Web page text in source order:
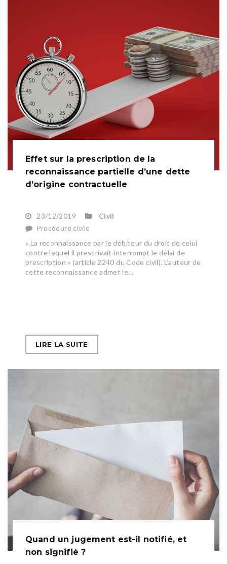
Effet sur la prescription de la
reconnaissance partielle d’une dette
d’origine contractuelle
23/12/2019
Civil
Procédure civile
« La reconnaissance par le débiteur du droit de celui
contre lequel il prescrivait interrompt le délai de
prescription » (article 2240 du Code civil). L’auteur de
cette reconnaissance admet le...
LIRE LA SUITE
Quand un jugement est-il notifié, et
non signifié ?